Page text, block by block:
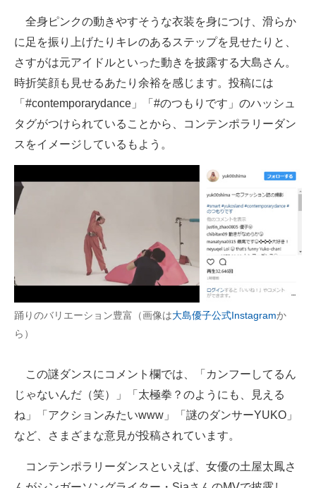
電子設計の基本と応用
エネルギーの専門メディア
建設×テクノロジーの最前線
ちょっと気になるネットの話題
全身ピンクの動きやすそうな衣装を身につけ、滑らか
に足を振り上げたりキレのあるステップを見せたりと、
さすがは元アイドルといった動きを披露する大島さん。
時折笑顔も見せるあたり余裕を感じます。投稿には
「#contemporarydance」「#のつもりです」のハッシュ
タグがつけられていることから、コンテンポラリーダン
スをイメージしているもよう。
踊りのバリエーション豊富（画像は大島優子公式Instagramか
ら）
この謎ダンスにコメント欄では、「カンフーしてるん
じゃないんだ（笑）」「太極拳？のようにも、見える
ね」「アクションみたいwww」「謎のダンサーYUKO」
など、さまざまな意見が投稿されています。
コンテンポラリーダンスといえば、女優の土屋太鳳さ